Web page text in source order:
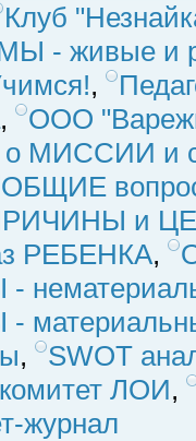
Клуб
- живые и
,
,
ООО
МИССИИ и
ОБЩИЕ
и
РЕБЕНКА,
,
SWOT
ЛОИ,
журнал